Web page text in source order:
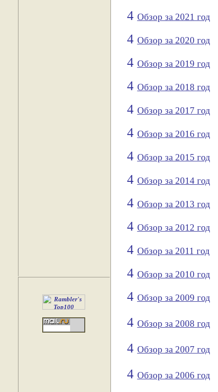
4 Обзор за 2021 год
4 Обзор за 2020 год
4 Обзор за 2019 год
4 Обзор за 2018 год
4 Обзор за 2017 год
4 Обзор за 2016 год
4 Обзор за 2015 год
4 Обзор за 2014 год
4 Обзор за 2013 год
4 Обзор за 2012 год
4 Обзор за 2011 год
4 Обзор за 2010 год
4 Обзор за 2009 год
4 Обзор за 2008 год
4 Обзор за 2007 год
4 Обзор за 2006 год